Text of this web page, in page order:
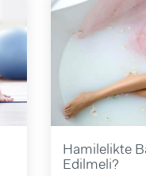
Hamilelikte
Edilmeli?